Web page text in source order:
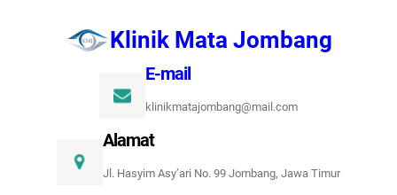
Klinik Mata Jombang
E-mail
klinikmatajombang@mail.com
Alamat
Jl. Hasyim Asy’ari No. 99 Jombang, Jawa Timur